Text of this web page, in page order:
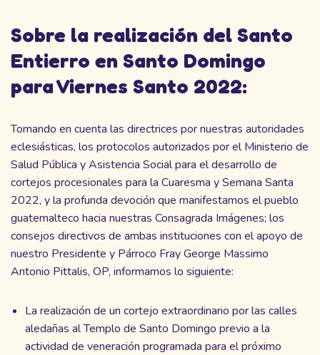
Sobre la realización del Santo
Entierro en Santo Domingo
para Viernes Santo 2022:
Tomando en cuenta las directrices por nuestras autoridades
eclesiásticas, los protocolos autorizados por el Ministerio de
Salud Pública y Asistencia Social para el desarrollo de
cortejos procesionales para la Cuaresma y Semana Santa
2022, y la profunda devoción que manifestamos el pueblo
guatemalteco hacia nuestras Consagrada Imágenes; los
consejos directivos de ambas instituciones con el apoyo de
nuestro Presidente y Párroco Fray George Massimo
Antonio Pittalis, OP, informamos lo siguiente:
La realización de un cortejo extraordinario por las calles
aledañas al Templo de Santo Domingo previo a la
actividad de veneración programada para el próximo